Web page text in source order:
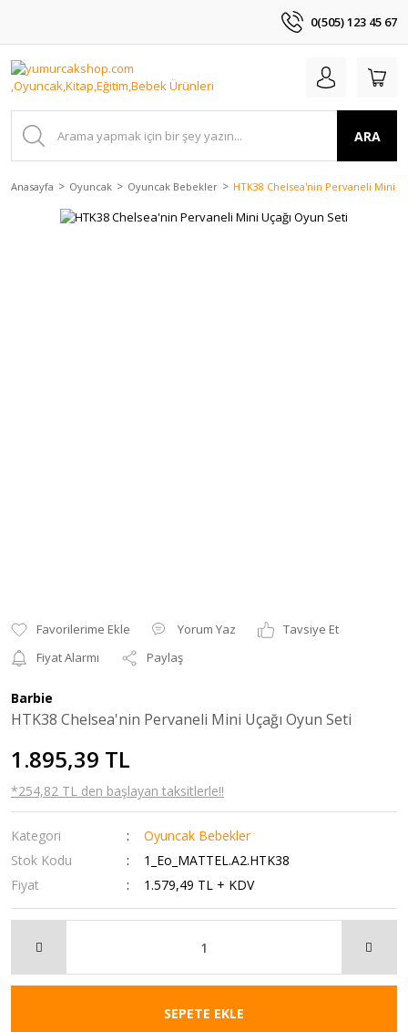
0(505) 123 45 67
ARA
Anasayfa Oyuncak Oyuncak Bebekler HTK38 Chelsea'nin Pervaneli Mini
Yorum Yaz
Tavsiye Et
Fiyat Alarmı
Paylaş
Barbie
HTK38 Chelsea'nin Pervaneli Mini Uçağı Oyun Seti
1.895,39 TL
*254,82 TL den başlayan taksitlerle!!
Kategori
Oyuncak Bebekler
Stok Kodu
1_Eo_MATTEL.A2.HTK38
Fiyat
1.579,49 TL + KDV
SEPETE EKLE